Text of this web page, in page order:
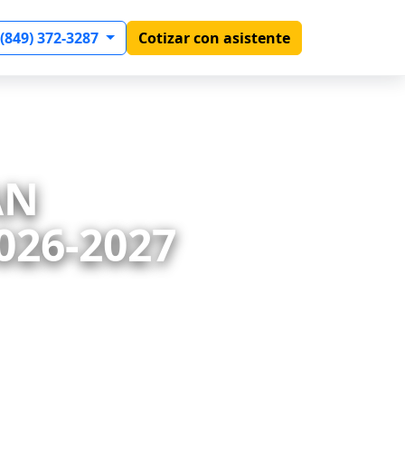
372-3287 Cotizar con asistente
2027